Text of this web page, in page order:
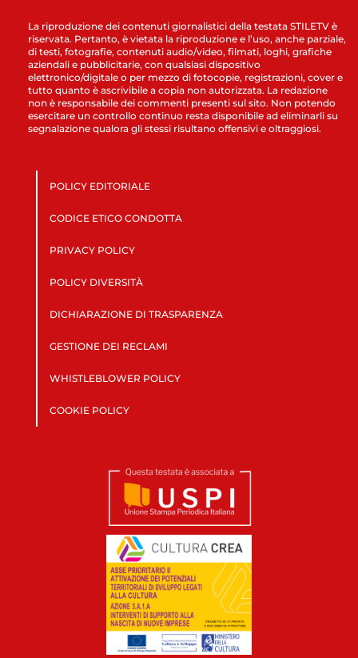
La riproduzione dei contenuti giornalistici della testata STILETV è
riservata. Pertanto, è vietata la riproduzione e l’uso, anche parziale,
di testi, fotografie, contenuti audio/video, filmati, loghi, grafiche
aziendali e pubblicitarie, con qualsiasi dispositivo
elettronico/digitale o per mezzo di fotocopie, registrazioni, cover e
tutto quanto è ascrivibile a copia non autorizzata. La redazione
non è responsabile dei commenti presenti sul sito. Non potendo
esercitare un controllo continuo resta disponibile ad eliminarli su
segnalazione qualora gli stessi risultano offensivi e oltraggiosi.
POLICY EDITORIALE
CODICE ETICO CONDOTTA
PRIVACY POLICY
POLICY DIVERSITÀ
DICHIARAZIONE DI TRASPARENZA
GESTIONE DEI RECLAMI
WHISTLEBLOWER POLICY
COOKIE POLICY